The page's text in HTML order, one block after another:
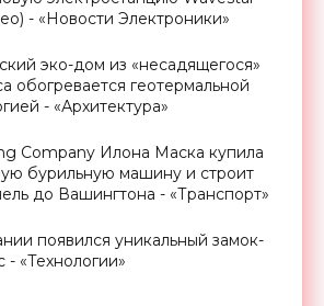
- «Новости Электроники»
эко-дом из «несадящегося»
обогревается геотермальной
- «Архитектура»
Company Илона Маска купила
бурильную машину и строит
до Вашингтона - «Транспорт»
появился уникальный замок-
- «Технологии»